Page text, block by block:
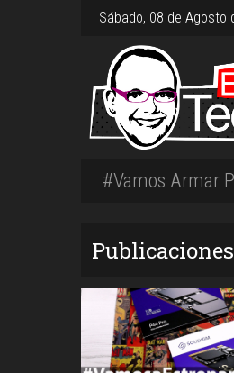
Sábado, 08 de Agosto
#Vamos Armar